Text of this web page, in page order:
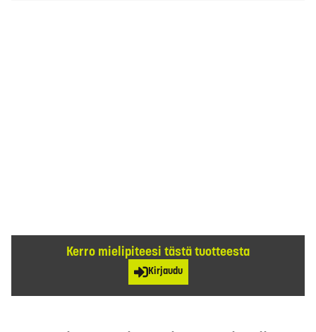
Kerro mielipiteesi tästä tuotteesta
Kirjaudu